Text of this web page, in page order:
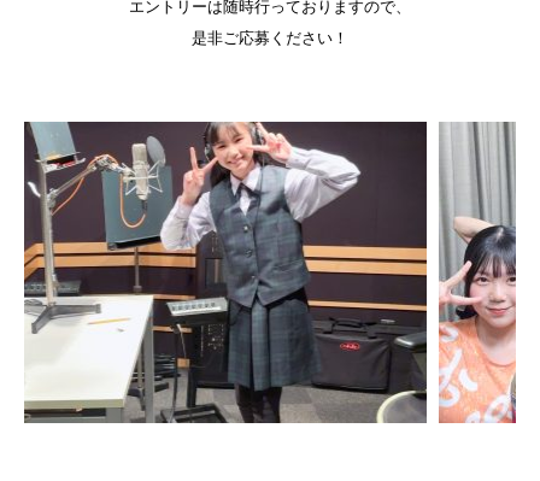
エントリーは随時行っておりますので、
是非ご応募ください！